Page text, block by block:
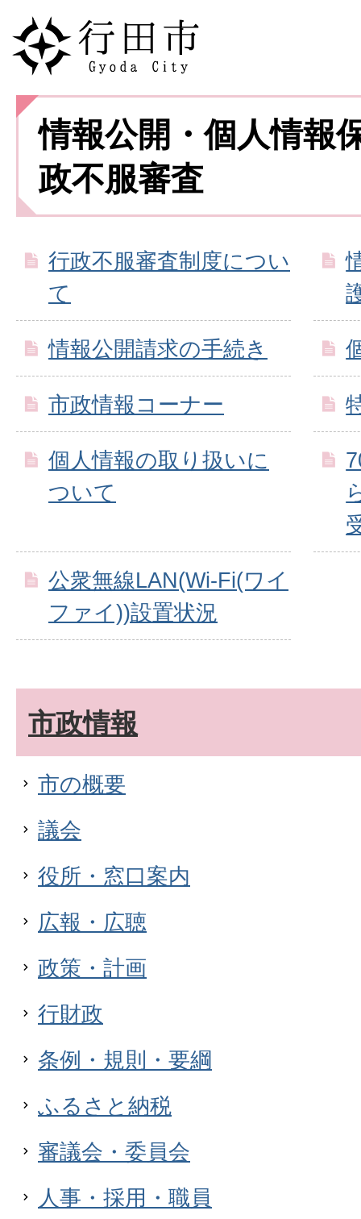
情報公開・個人情報
政不服審査
行政不服審査制度につい
て
情報公開請求の手続き
市政情報コーナー
個人情報の取り扱いに
ついて
公衆無線LAN(Wi-Fi(ワイ
ファイ))設置状況
市政情報
市の概要
議会
役所・窓口案内
広報・広聴
政策・計画
行財政
条例・規則・要綱
ふるさと納税
審議会・委員会
人事・採用・職員